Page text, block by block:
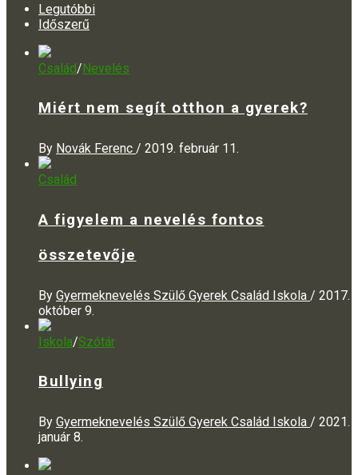
Legutóbbi
Időszerű
Család/Nevelés
Miért nem segít otthon a gyerek?
By Novák Ferenc / 2019. február 11.
Család
A figyelem a nevelés fontos
összetevője
By Gyermeknevelés Szülő Gyerek Család Iskola / 2017.
október 9.
Iskola/Szótár
Bullying
By Gyermeknevelés Szülő Gyerek Család Iskola / 2021.
január 8.